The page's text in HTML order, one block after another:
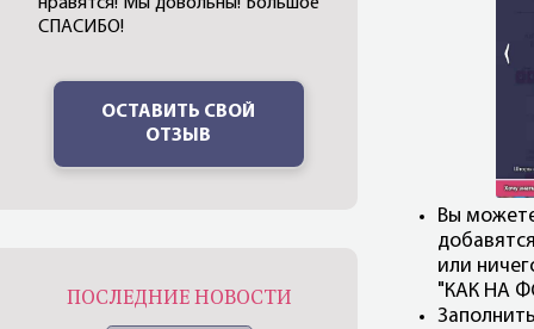
Вы
или
"КАК НА
СПАСИБО!
ОСТАВИТЬ СВОЙ
ОТЗЫВ
ПОСЛЕДНИЕ НОВОСТИ